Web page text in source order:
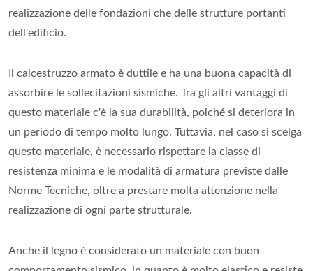
realizzazione delle fondazioni che delle strutture portanti
dell'edificio.
Il calcestruzzo armato è duttile e ha una buona capacità di
assorbire le sollecitazioni sismiche. Tra gli altri vantaggi di
questo materiale c'è la sua durabilità, poiché si deteriora in
un periodo di tempo molto lungo. Tuttavia, nel caso si scelga
questo materiale, è necessario rispettare la classe di
resistenza minima e le modalità di armatura previste dalle
Norme Tecniche, oltre a prestare molta attenzione nella
realizzazione di ogni parte strutturale.
Anche il legno è considerato un materiale con buon